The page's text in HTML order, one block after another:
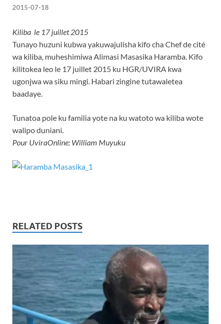
2015-07-18
Kiliba le 17 juillet 2015
Tunayo huzuni kubwa yakuwajulisha kifo cha Chef de cité
wa kiliba, muheshimiwa Alimasi Masasika Haramba. Kifo
kilitokea leo le 17 juillet 2015 ku HGR/UVIRA kwa
ugonjwa wa siku mingi. Habari zingine tutawaletea
baadaye.
Tunatoa pole ku familia yote na ku watoto wa kiliba wote
walipo duniani.
Pour UviraOnline: William Muyuku
RELATED POSTS